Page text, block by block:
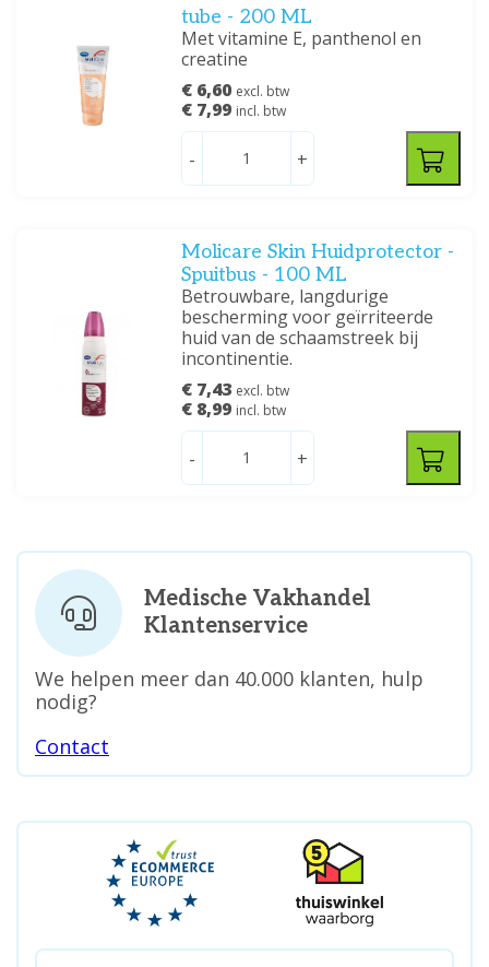
tube - 200 ML
Met vitamine E, panthenol en
creatine
€ 6,60 excl. btw
€ 7,99 incl. btw
- +
Molicare Skin Huidprotector -
Spuitbus - 100 ML
Betrouwbare, langdurige
bescherming voor geïrriteerde
huid van de schaamstreek bij
incontinentie.
€ 7,43 excl. btw
€ 8,99 incl. btw
- +
Medische Vakhandel
Klantenservice
We helpen meer dan 40.000 klanten, hulp
nodig?
Contact